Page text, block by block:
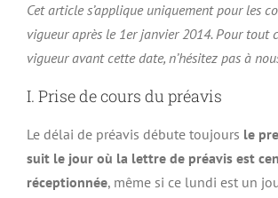
Cet article s’applique uniquement pour les
vigueur après le 1er janvier 2014. Pour tout
vigueur avant cette date, n’hésitez pas à
I. Prise de cours du préavis
Le délai de préavis débute toujours le
suit le jour où la lettre de préavis est
réceptionnée, même si ce lundi est un